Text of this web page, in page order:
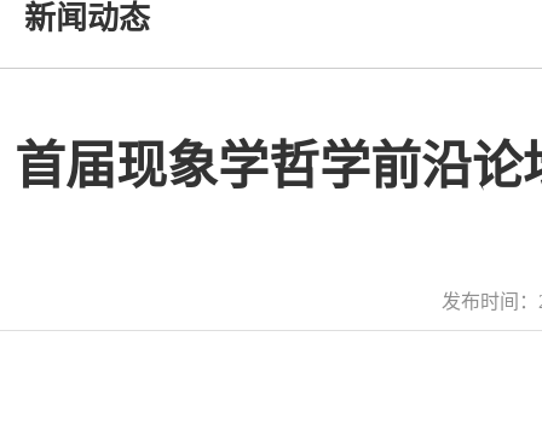
新闻动态
首届现象学哲学前沿
发布时间